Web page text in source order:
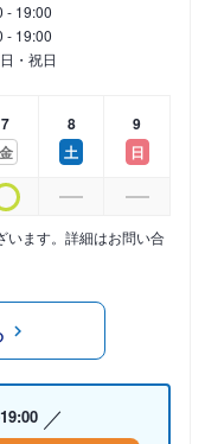
- 19:00
- 19:00
・祝日
7
金
8
土
9
日
います。詳細はお問い合